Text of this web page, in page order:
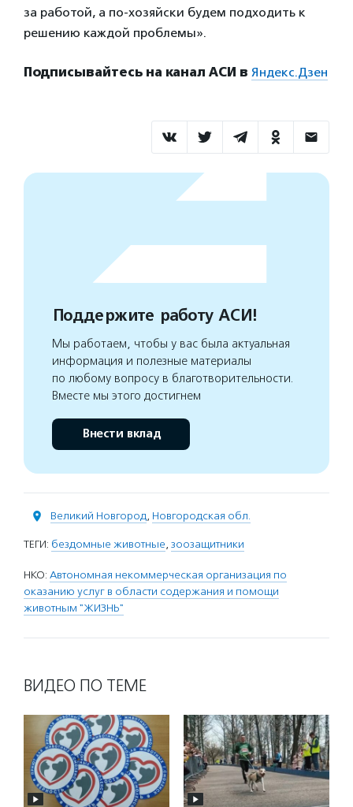
за работой, а по-хозяйски будем подходить к
решению каждой проблемы».
Подписывайтесь на канал АСИ в Яндекс.Дзен
Поддержите работу АСИ!
Мы работаем, чтобы у вас была актуальная
информация и полезные материалы
по любому вопросу в благотворительности.
Вместе мы этого достигнем
Внести вклад
Великий Новгород, Новгородская обл.
ТЕГИ: бездомные животные, зоозащитники
НКО: Автономная некоммерческая организация по
оказанию услуг в области содержания и помощи
животным "ЖИЗНЬ"
ВИДЕО ПО ТЕМЕ